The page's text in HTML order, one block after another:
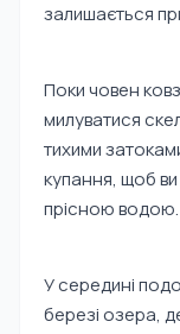
залишається
Поки човен
милуватися
тихими
купання, щоб
прісною водою.
У середині
березі озера,